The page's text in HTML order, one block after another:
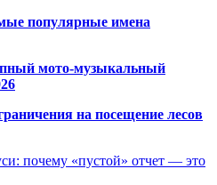
популярные имена
мото-музыкальный
на посещение лесов
почему «пустой» отчет — это